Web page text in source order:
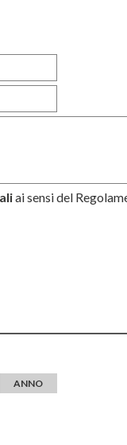
ai sensi del
ANNO